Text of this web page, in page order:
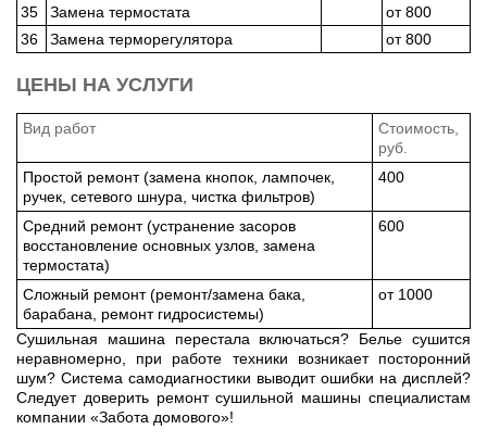
35
Замена термостата
от 800
36
Замена терморегулятора от 800
ЦЕНЫ НА УСЛУГИ
Вид работ
Стоимость,
руб.
Простой ремонт (замена кнопок, лампочек,
ручек, сетевого шнура, чистка фильтров)
400
Средний ремонт (устранение засоров
восстановление основных узлов, замена
термостата)
600
Сложный ремонт (ремонт/замена бака,
барабана, ремонт гидросистемы)
от 1000
Сушильная машина перестала включаться? Белье сушится
неравномерно, при работе техники возникает посторонний
шум? Система самодиагностики выводит ошибки на дисплей?
Следует доверить ремонт сушильной машины специалистам
компании «Забота домового»!